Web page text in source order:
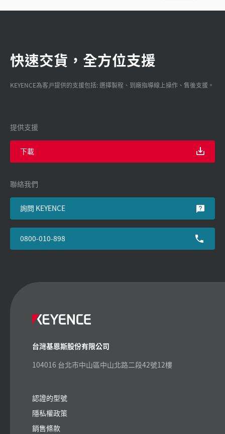
快速交貨，全方位支援
KEYENCE為客戸提供的支援包括: 選擇製程、到廠指導線上操作、售後支援。
提供支援
下載
聯絡我們
詢問 KEYENCE
0800-010-898
台灣基恩斯股份有限公司
104016 台北市中山區中山北路二段42號12樓
認證的型號
隱私權政策
銷售條款